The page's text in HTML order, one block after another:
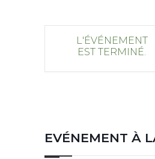
L'ÉVÉNEMENT
EST TERMINÉ.
EVÉNEMENT À